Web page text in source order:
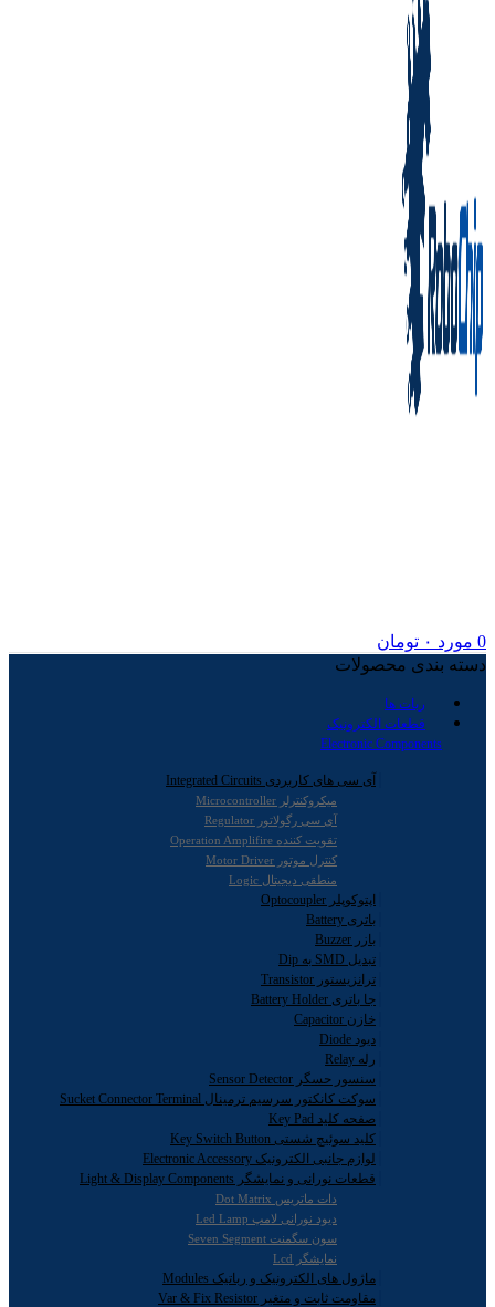
0 مورد ۰ تومان
دسته بندی محصولات
ربات ها
قطعات الکترونیک
Electronic Components
آی سی های کاربردی Integrated Circuits
میکروکنترلر Microcontroller
آی سی رگولاتور Regulator
تقویت کننده Operation Amplifire
کنترل موتور Motor Driver
منطقی دیجیتال Logic
اپتوکوپلر Optocoupler
باتری Battery
بازر Buzzer
تبدیل SMD به Dip
ترانزیستور Transistor
جا باتری Battery Holder
خازن Capacitor
دیود Diode
رله Relay
سنسور حسگر Sensor Detector
سوکت کانکتور سرسیم ترمینال Sucket Connector Terminal
صفحه کلید Key Pad
کلید سوئیچ شستی Key Switch Button
لوازم جانبی الکترونیک Electronic Accessory
قطعات نورانی و نمایشگر Light & Display Components
دات ماتریس Dot Matrix
دیود نورانی لامپ Led Lamp
سون سگمنت Seven Segment
نمایشگر Lcd
ماژول های الکترونیک و رباتیک Modules
مقاومت ثابت و متغیر Var & Fix Resistor